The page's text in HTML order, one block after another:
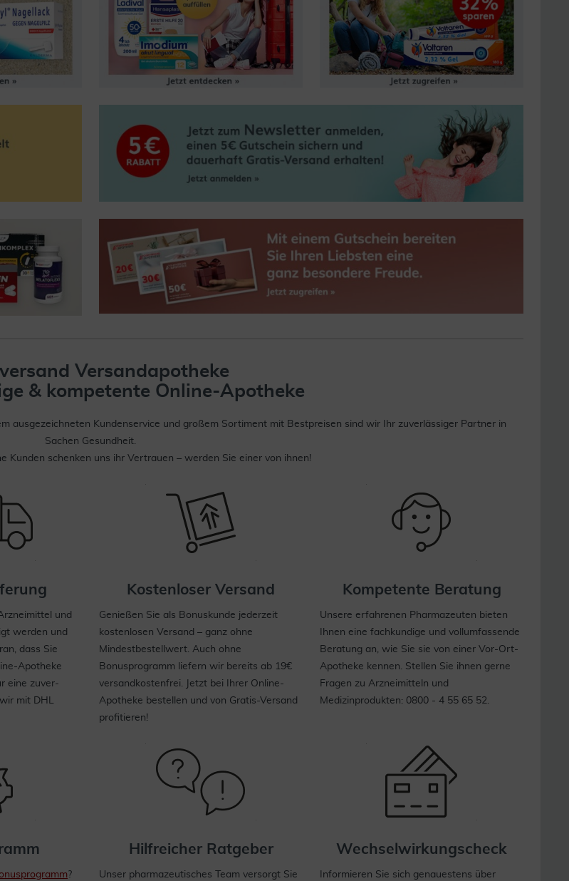
Versandapotheke
& kompetente Online-Apotheke
ausgezeichneten Kundenservice und großem Sortiment mit Bestpreisen sind wir Ihr zuverlässiger Partner in
Sachen Gesundheit.
Kunden schenken uns ihr Vertrauen – werden Sie einer von ihnen!
und
werden und
dass Sie
Apotheke
eine zuver­
mit DHL
Kostenloser Versand
Genießen Sie als Bonuskunde jederzeit
kostenlosen Versand – ganz ohne
Mindestbestellwert. Auch ohne
Bonusprogramm liefern wir bereits ab 19€
versandkostenfrei. Jetzt bei Ihrer Online-
Apotheke bestellen und von Gratis-Versand
profitieren!
Kompetente Beratung
Unsere erfahrenen Pharmazeuten bieten
Ihnen eine fachkundige und vollumfassende
Beratung an, wie Sie sie von einer Vor-Ort-
Apotheke kennen. Stellen Sie ihnen gerne
Fragen zu Arzneimitteln und
Medizinprodukten: 0800 - 4 55 65 52.
?
Hilfreicher Ratgeber
Unser pharmazeutisches Team versorgt Sie
Wechsel­wirkungs­check
Informieren Sie sich genauestens über